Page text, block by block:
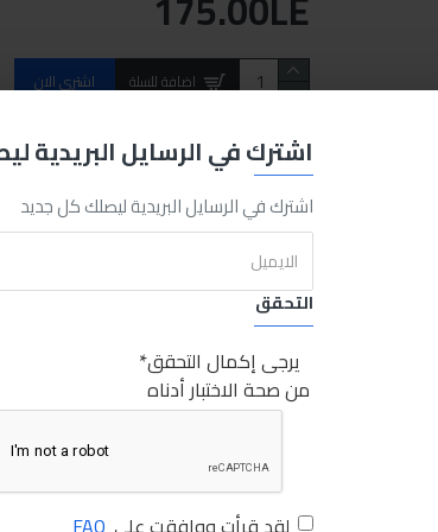
اشترك في الرسايل البريدية
اشترك في الرسايل البريدية ليصلك كل جديد
التحقق
يرجى إكمال التحقق
من صحة الاختبار أدناه
اضافة للسلة اشتري الان
REQUEST MORE INFO